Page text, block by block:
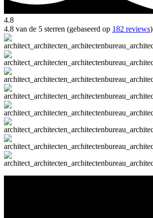
4.8
4.8 van de 5 sterren (gebaseerd op 182 reviews)